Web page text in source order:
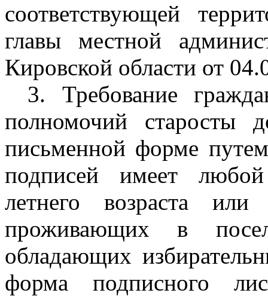
соответствующей
главы местной
Кировской области от
3. Требование
полномочий старосты
письменной форме
подписей имеет
летнего возраста
проживающих в
обладающих
форма подписного